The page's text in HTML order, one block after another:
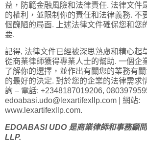
益，防範金融風險和法律責任. 法律文件
的權利，並限制你的責任和法律義務. 不
個醜陋的局面. 上述法律文件確保您和您
要.
記得, 法律文件已經被深思熟慮和精心起
從商業律師獲得專業人士的幫助. 一個企
了解你的選擇，並作出有關您的業務有
的最好的決定. 對於您的企業的法律需求
詢 – 電話: +2348187019206,
edoabasi.udo@lexartifexllp.com | 網站:
www.lexartifexllp.com.
EDOABASI UDO 是商業律師和事務顧
LLP.